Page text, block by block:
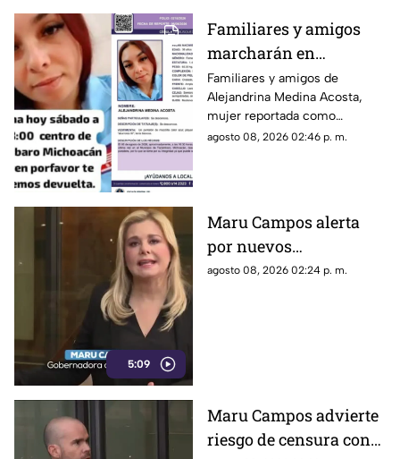
Familiares y amigos
marcharán en
Tacámbaro para exigir
la localización de
Alejandrina Medina
Familiares y amigos de
Alejandrina Medina Acosta,
mujer reportada como
desaparecida en Tacámbaro,
agosto 08, 2026 02:46 p. m.
5:09
Maru Campos alerta
por nuevos
lineamientos: “Podrían
agosto 08, 2026 02:24 p. m.
Maru Campos advierte
riesgo de censura con